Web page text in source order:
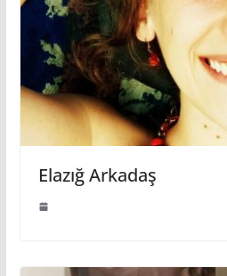
Elazığ Arkadaş